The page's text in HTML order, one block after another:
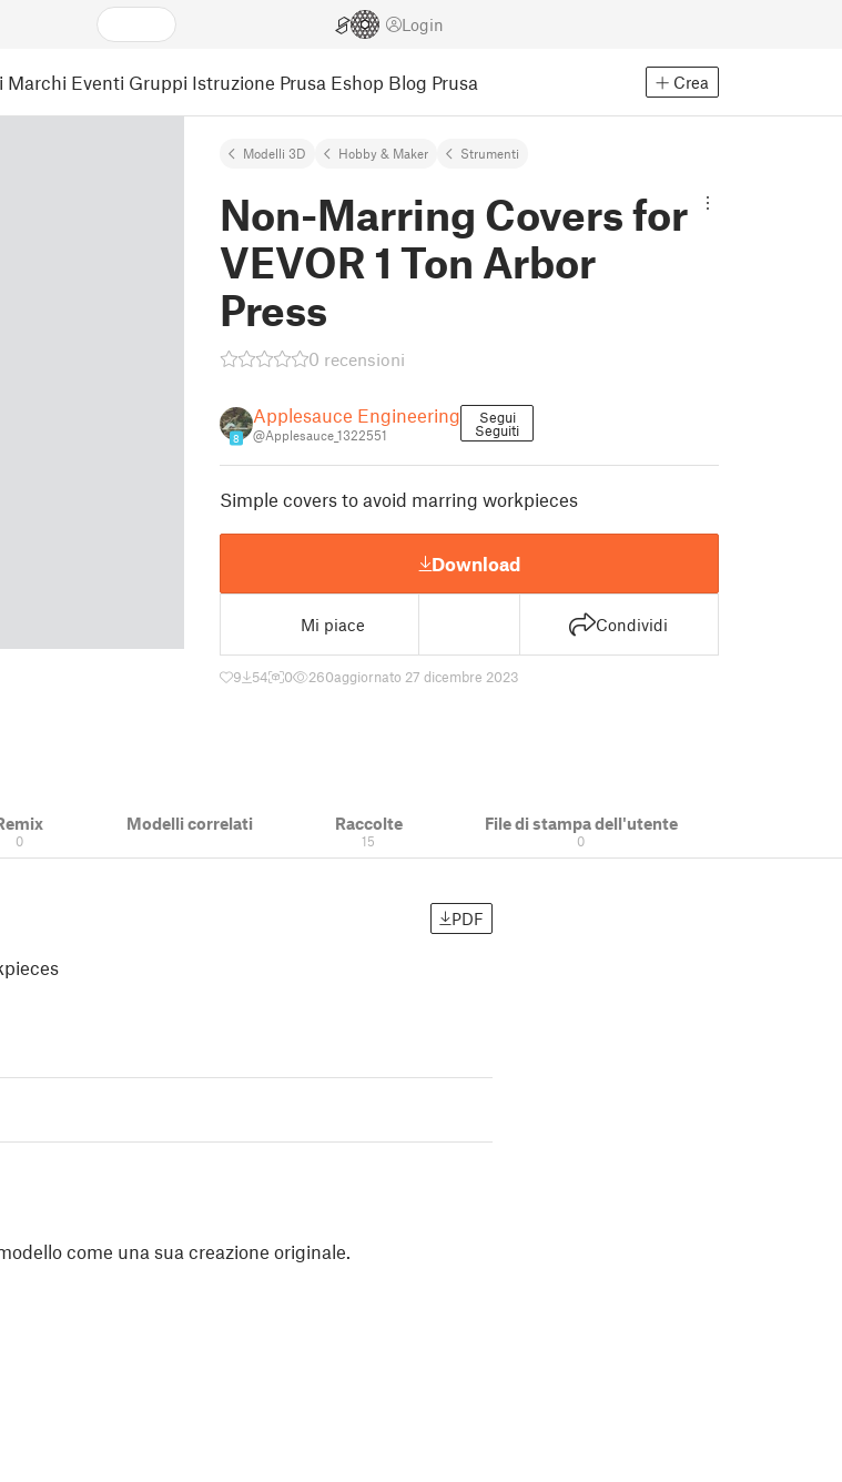
Login
Marchi Eventi Gruppi Istruzione Prusa Eshop Blog Prusa Crea
Modelli 3D Hobby & Maker Strumenti
Non-Marring Covers for
VEVOR 1 Ton Arbor
Press
0 recensioni
8
Applesauce Engineering
@Applesauce_1322551
Segui
Seguiti
Simple covers to avoid marring workpieces
Download
Mi piace Condividi
9 54 0 260aggiornato 27 dicembre 2023
0
Modelli correlati Raccolte
15
File di stampa dell'utente
0
PDF
come una sua creazione originale.